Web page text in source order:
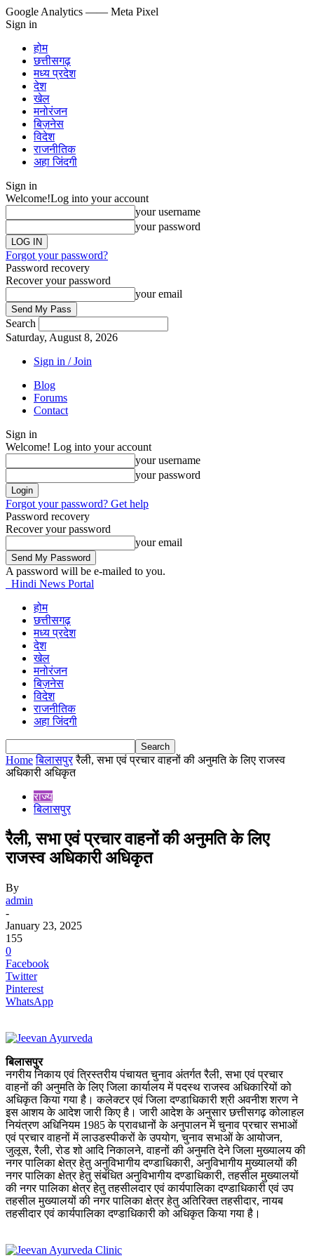
Google Analytics —— Meta Pixel
Sign in
होम
छत्तीसगढ़
मध्य प्रदेश
देश
खेल
मनोरंजन
बिज़नेस
विदेश
राजनीतिक
अहा जिंदगी
Sign in
Welcome!Log into your account
your username
your password
Forgot your password?
Password recovery
Recover your password
your email
Search
Saturday, August 8, 2026
Sign in / Join
Blog
Forums
Contact
Sign in
Welcome! Log into your account
your username
your password
Forgot your password? Get help
Password recovery
Recover your password
your email
A password will be e-mailed to you.
Hindi News Portal
होम
छत्तीसगढ़
मध्य प्रदेश
देश
खेल
मनोरंजन
बिज़नेस
विदेश
राजनीतिक
अहा जिंदगी
Home बिलासपुर रैली, सभा एवं प्रचार वाहनों की अनुमति के लिए राजस्व
अधिकारी अधिकृत
राज्य
बिलासपुर
रैली, सभा एवं प्रचार वाहनों की अनुमति के लिए
राजस्व अधिकारी अधिकृत
By
admin
-
January 23, 2025
155
0
Facebook
Twitter
Pinterest
WhatsApp
बिलासपुर
नगरीय निकाय एवं त्रिस्तरीय पंचायत चुनाव अंतर्गत रैली, सभा एवं प्रचार
वाहनों की अनुमति के लिए जिला कार्यालय में पदस्थ राजस्व अधिकारियों को
अधिकृत किया गया है। कलेक्टर एवं जिला दण्डाधिकारी श्री अवनीश शरण ने
इस आशय के आदेश जारी किए है। जारी आदेश के अनुसार छत्तीसगढ़ कोलाहल
नियंत्रण अधिनियम 1985 के प्रावधानों के अनुपालन में चुनाव प्रचार सभाओं
एवं प्रचार वाहनों में लाउडस्पीकरों के उपयोग, चुनाव सभाओं के आयोजन,
जुलूस, रैली, रोड शो आदि निकालने, वाहनों की अनुमति देने जिला मुख्यालय की
नगर पालिका क्षेत्र हेतु अनुविभागीय दण्डाधिकारी, अनुविभागीय मुख्यालयों की
नगर पालिका क्षेत्र हेतु संबंधित अनुविभागीय दण्डाधिकारी, तहसील मुख्यालयों
की नगर पालिका क्षेत्र हेतु तहसीलदार एवं कार्यपालिका दण्डाधिकारी एवं उप
तहसील मुख्यालयों की नगर पालिका क्षेत्र हेतु अतिरिक्त तहसीदार, नायब
तहसीदार एवं कार्यपालिका दण्डाधिकारी को अधिकृत किया गया है।